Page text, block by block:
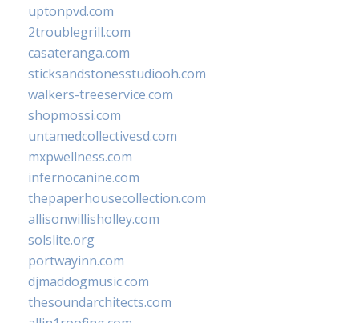
uptonpvd.com
2troublegrill.com
casateranga.com
sticksandstonesstudiooh.com
walkers-treeservice.com
shopmossi.com
untamedcollectivesd.com
mxpwellness.com
infernocanine.com
thepaperhousecollection.com
allisonwillisholley.com
solslite.org
portwayinn.com
djmaddogmusic.com
thesoundarchitects.com